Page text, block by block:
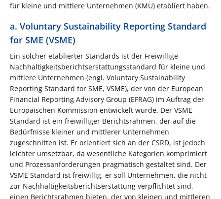
für kleine und mittlere Unternehmen (KMU) etabliert haben.
a. Voluntary Sustainability Reporting Standard
for SME (VSME)
Ein solcher etablierter Standards ist der Freiwillige
Nachhaltigkeitsberichtserstattungsstandard für kleine und
mittlere Unternehmen (engl. Voluntary Sustainability
Reporting Standard for SME, VSME), der von der European
Financial Reporting Advisory Group (EFRAG) im Auftrag der
Europäischen Kommission entwickelt wurde. Der VSME
Standard ist ein freiwilliger Berichtsrahmen, der auf die
Bedürfnisse kleiner und mittlerer Unternehmen
zugeschnitten ist. Er orientiert sich an der CSRD, ist jedoch
leichter umsetzbar, da wesentliche Kategorien komprimiert
und Prozessanforderungen pragmatisch gestaltet sind. Der
VSME Standard ist freiwillig, er soll Unternehmen, die nicht
zur Nachhaltigkeitsberichtserstattung verpflichtet sind,
einen Berichtsrahmen bieten, der von kleinen und mittleren